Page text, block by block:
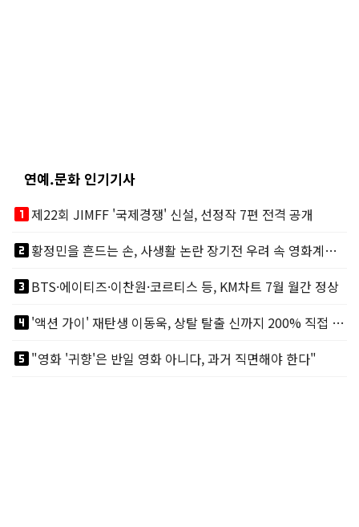
연예.문화 인기기사
looks_one제22회 JIMFF '국제경쟁' 신설, 선정작 7편 전격 공개
looks_two
황정민을 흔드는 손, 사생활 논란 장기전 우려 속 영화계도 리스크
looks_3BTS·에이티즈·이찬원·코르티스 등, KM차트 7월 월간 정상
looks_4
'액션 가이' 재탄생 이동욱, 상탈 탈출 신까지 200% 직접 소화
looks_5"영화 '귀향'은 반일 영화 아니다, 과거 직면해야 한다"